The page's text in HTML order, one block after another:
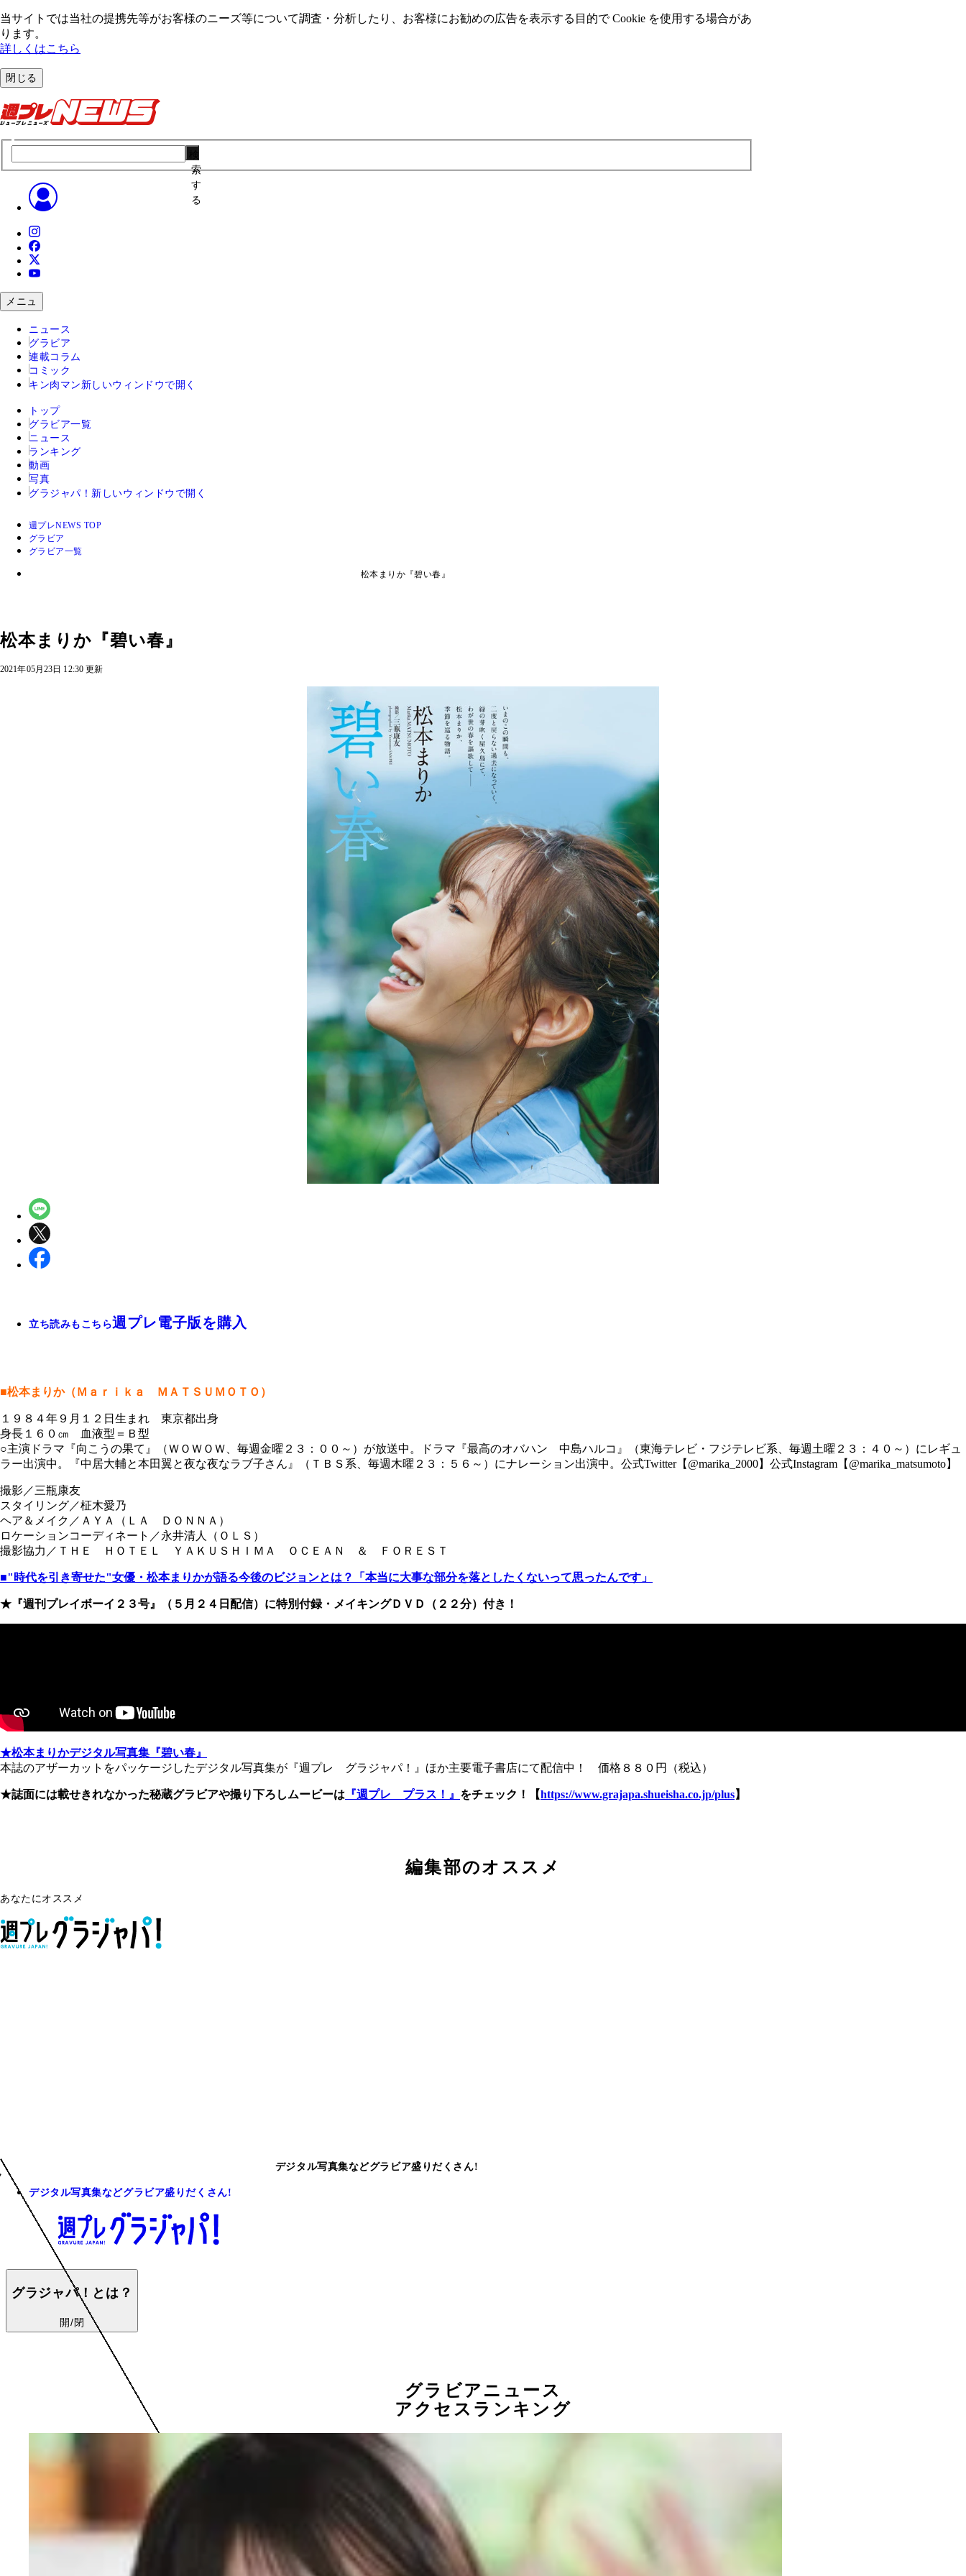
当サイトでは当社の提携先等がお客様のニーズ等について調査・分析したり、お客様にお勧めの広告を表⽰する⽬的で Cookie を使⽤する場合があ
ります。
詳しくはこちら
閉じる
索
す
る
メニュ
ニュース
グラビア
連載コラム
コミック
キン肉マン 新しいウィンドウで開く
トップ
グラビア一覧
ニュース
ランキング
動画
写真
グラジャパ！ 新しいウィンドウで開く
週プレNEWS TOP
グラビア
グラビア一覧
松本まりか『碧い春』
松本まりか『碧い春』
2021年05月23日 12:30 更新
立ち読みもこちら週プレ電子版を購入
■松本まりか（Ｍａｒｉｋａ ＭＡＴＳＵＭＯＴＯ）
１９８４年９月１２日生まれ 東京都出身
身長１６０㎝ 血液型＝Ｂ型
○主演ドラマ『向こうの果て』（ＷＯＷＯＷ、毎週金曜２３：００～）が放送中。ドラマ『最高のオバハン 中島ハルコ』（東海テレビ・フジテレビ系、毎週土曜２３：４０～）にレギュ
ラー出演中。『中居大輔と本田翼と夜な夜なラブ子さん』（ＴＢＳ系、毎週木曜２３：５６～）にナレーション出演中。公式Twitter【@marika_2000】公式Instagram【@marika_matsumoto】
撮影／三瓶康友
スタイリング／柾木愛乃
ヘア＆メイク／ＡＹＡ（ＬＡ ＤＯＮＮＡ）
ロケーションコーディネート／永井清人（ＯＬＳ）
撮影協力／ＴＨＥ ＨＯＴＥＬ ＹＡＫＵＳＨＩＭＡ ＯＣＥＡＮ ＆ ＦＯＲＥＳＴ
■"時代を引き寄せた"女優・松本まりかが語る今後のビジョンとは？ 「本当に大事な部分を落としたくないって思ったんです」
★『週刊プレイボーイ２３号』（５月２４日配信）に特別付録・メイキングＤＶＤ（２２分）付き！
★松本まりかデジタル写真集『碧い春』
本誌のアザーカットをパッケージしたデジタル写真集が『週プレ グラジャパ！』ほか主要電子書店にて配信中！ 価格８８０円（税込）
★誌面には載せきれなかった秘蔵グラビアや撮り下ろしムービーは 『週プレ プラス！』 をチェック！【https://www.grajapa.shueisha.co.jp/plus】
編集部のオススメ
あなたにオススメ
デジタル写真集などグラビア盛りだくさん!
デジタル写真集などグラビア盛りだくさん!
グラジャパ！とは？
開/閉
グラビアニュース
アクセスランキング